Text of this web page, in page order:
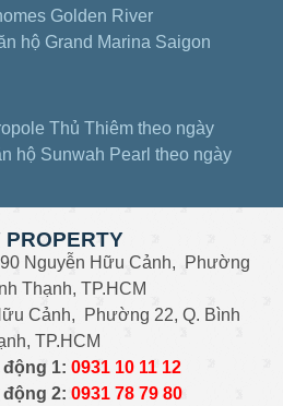
Golden River
hộ Grand Marina Saigon
Thủ Thiêm theo ngày
hộ Sunwah Pearl theo ngày
PROPERTY
90 Nguyễn Hữu Cảnh, Phường
Thạnh, TP.HCM
Cảnh, Phường 22, Q. Bình
TP.HCM
1: 0931 10 11 12
2: 0931 78 79 80